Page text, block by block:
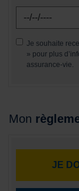
Je souhaite
» pour plus
assurance-vie.
Mon
JE